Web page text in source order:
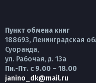
Пункт обмена книг
188693, Ленинградская
Суоранда,
ул. Рабочая, д. 13а
Пн.-Пт. с 9.00 – 18.00
janino_dk@mail.ru